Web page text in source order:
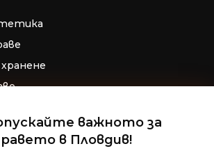
на съгласие
важното за
в Пловдив!
здраве